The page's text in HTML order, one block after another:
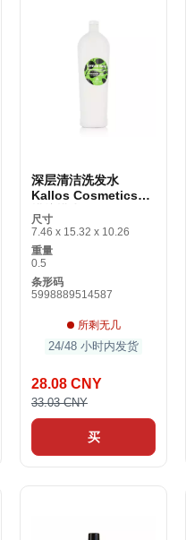
深层清洁洗发水
Kallos Cosmetics柠
檬柠檬水
尺寸
7.46 x 15.32 x 10.26
重量
0.5
条形码
5998889514587
所剩无几
24/48 小时内发货
28.08 CNY
33.03 CNY
买